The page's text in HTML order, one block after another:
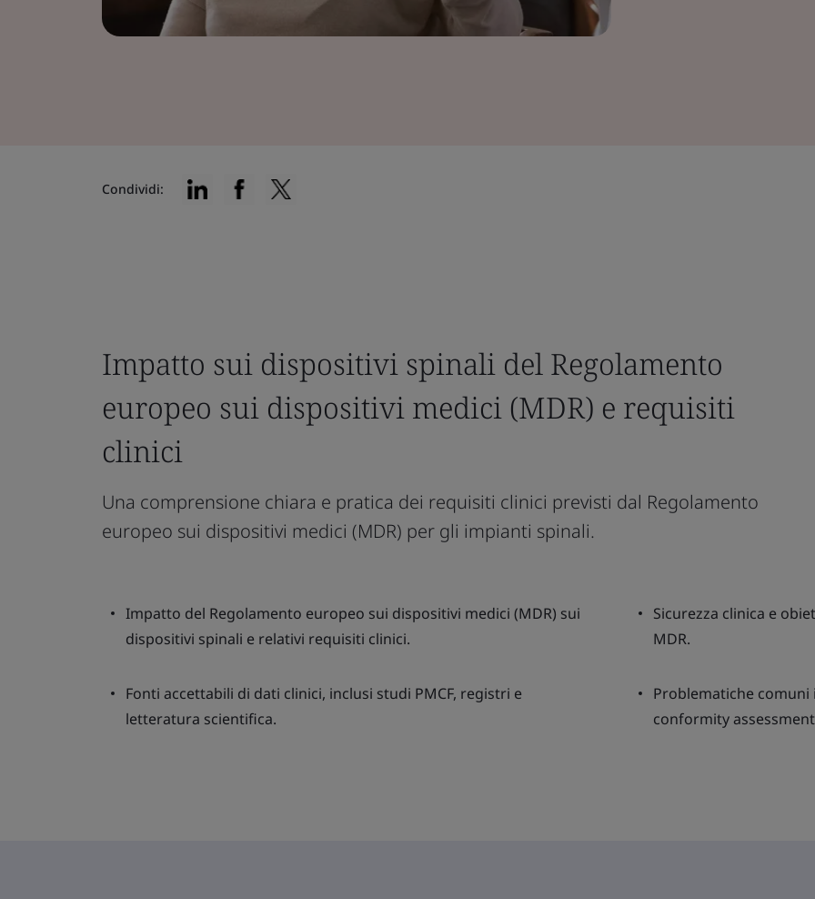
Condividi:
Impatto sui dispositivi spinali del Regolamento
europeo sui dispositivi medici (MDR) e requisiti
clinici
Una comprensione chiara e pratica dei requisiti clinici previsti dal Regolamento
europeo sui dispositivi medici (MDR) per gli impianti spinali.
Impatto del Regolamento europeo sui dispositivi medici (MDR) sui
dispositivi spinali e relativi requisiti clinici.
Sicurezza clinica e
MDR.
Fonti accettabili di dati clinici, inclusi studi PMCF, registri e
letteratura scientifica.
Problematiche comuni
conformity